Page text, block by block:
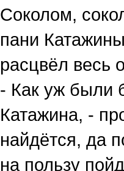
Соколом,
пани
расцвёл весь
- Как уж были
Катажина, -
найдётся, да
на пользу